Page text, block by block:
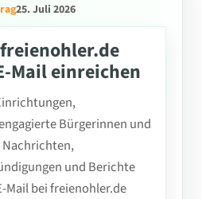
25. Juli 2026
Mail einreichen
Bürgerinnen und
und Berichte
bei freienohler.de